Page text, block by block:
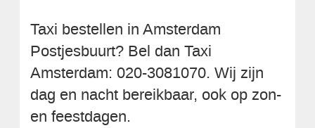
Taxi bestellen in Amsterdam
Postjesbuurt? Bel dan Taxi
Amsterdam: 020-3081070. Wij zijn
dag en nacht bereikbaar, ook op zon-
en feestdagen.